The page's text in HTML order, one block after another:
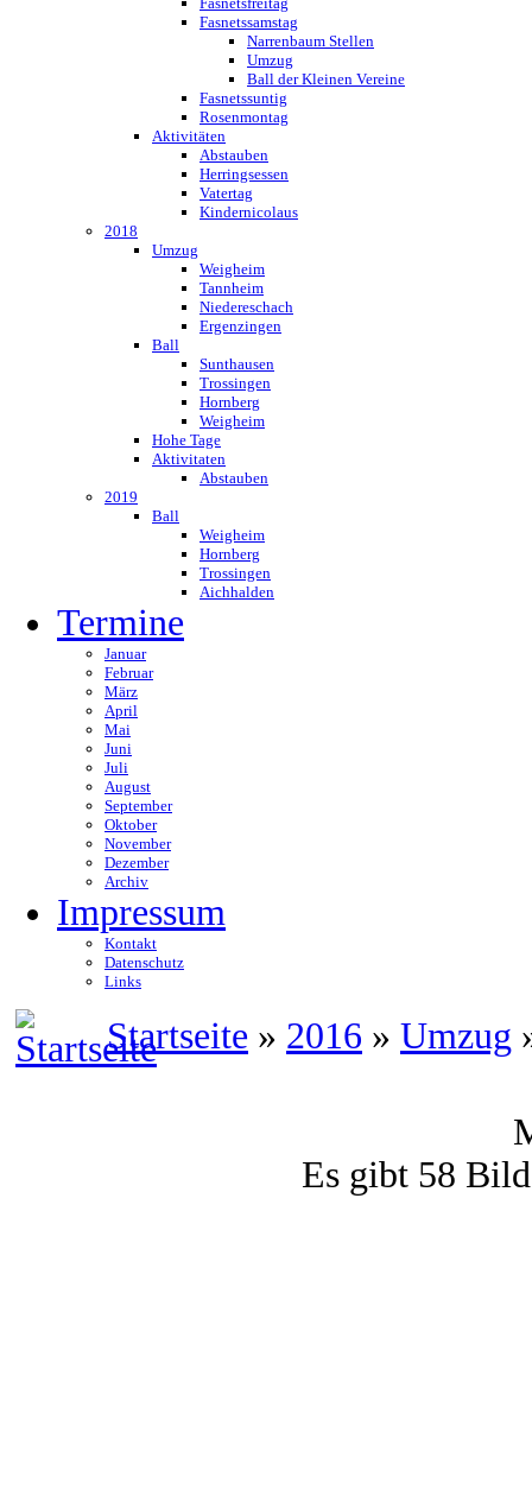
Fasnetssamstag
Narrenbaum Stellen
Umzug
Ball der Kleinen Vereine
Fasnetssuntig
Rosenmontag
Aktivitäten
Abstauben
Herringsessen
Vatertag
Kindernicolaus
2018
Umzug
Weigheim
Tannheim
Niedereschach
Ergenzingen
Ball
Sunthausen
Trossingen
Hornberg
Weigheim
Hohe Tage
Aktivitaten
Abstauben
2019
Ball
Weigheim
Hornberg
Trossingen
Aichhalden
Termine
Januar
Februar
März
April
Mai
Juni
Juli
August
September
Oktober
November
Dezember
Archiv
Impressum
Kontakt
Datenschutz
Links
Startseite » 2016 » Umzug
Es gibt 58